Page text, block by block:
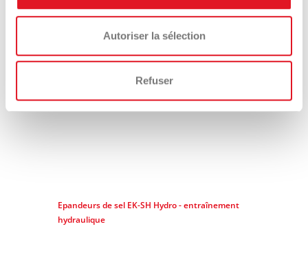
Autoriser la sélection
Refuser
Epandeurs de sel EK-SH Hydro - entraînement
hydraulique